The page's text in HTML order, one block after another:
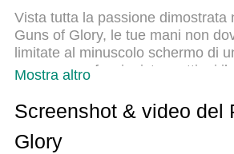
Vista tutta la passione dimostrata
Guns of Glory, le tue mani non
limitate al minuscolo schermo di
come un professionista e ottieni il
ciò che ti aspetti. Scarica e gioca
su PC. Gioca quanto vuoi, niente
batteria, dati mobili e chiamate
Mostra altro
Screenshot & video del
Glory